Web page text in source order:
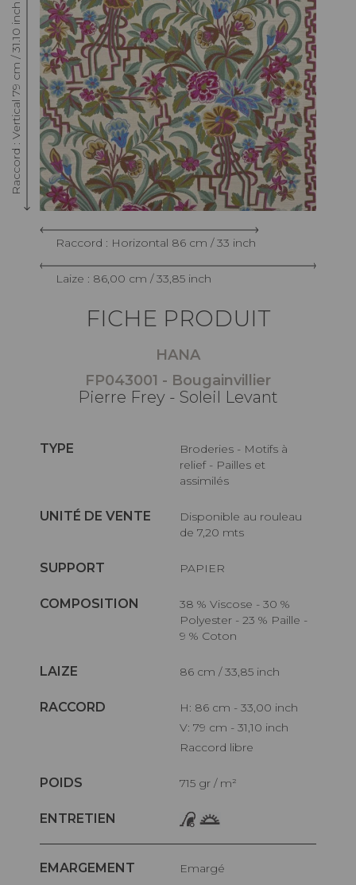
Raccord : Vertical 79 cm / 31.10 inch
Raccord : Horizontal 86 cm / 33 inch
Laize : 86,00 cm / 33,85 inch
FICHE PRODUIT
HANA
FP043001 - Bougainvillier
Pierre Frey - Soleil Levant
TYPE
Broderies - Motifs à
relief - Pailles et
assimilés
UNITÉ DE VENTE
Disponible au rouleau
de 7,20 mts
SUPPORT PAPIER
COMPOSITION
38 % Viscose - 30 %
Polyester - 23 % Paille -
9 % Coton
LAIZE 86 cm / 33,85 inch
RACCORD
H: 86 cm - 33,00 inch
V: 79 cm - 31,10 inch
Raccord libre
POIDS 715 gr / m²
ENTRETIEN
EMARGEMENT Emargé